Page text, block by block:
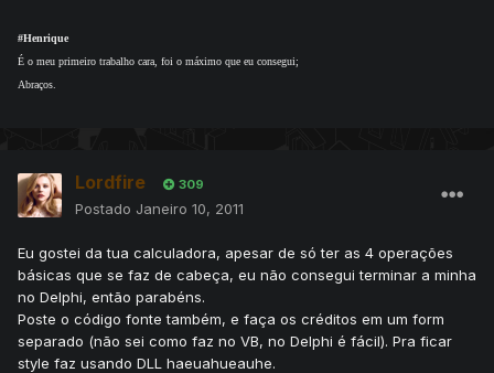
#Henrique
É o meu primeiro trabalho cara, foi o máximo que eu consegui;
Abraços.
Lordfire 309
Postado Janeiro 10, 2011
Eu gostei da tua calculadora, apesar de só ter as 4 operações
básicas que se faz de cabeça, eu não consegui terminar a minha
no Delphi, então parabéns.
Poste o código fonte também, e faça os créditos em um form
separado (não sei como faz no VB, no Delphi é fácil). Pra ficar
style faz usando DLL haeuahueauhe.